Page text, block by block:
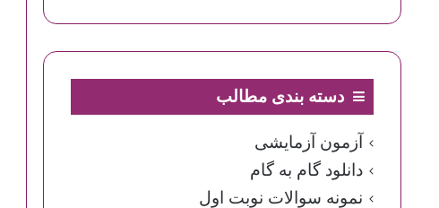
دسته بندی مطالب
آزمون آزمایشی
دانلود گام به گام
نمونه سوالات نوبت اول